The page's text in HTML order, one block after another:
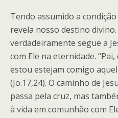
Tendo assumido a
revela nosso destino
verdadeiramente segue a
com Ele na eternidade.
estou estejam comigo
(Jo.17,24). O caminho de
passa pela cruz, mas
à vida em comunhão com